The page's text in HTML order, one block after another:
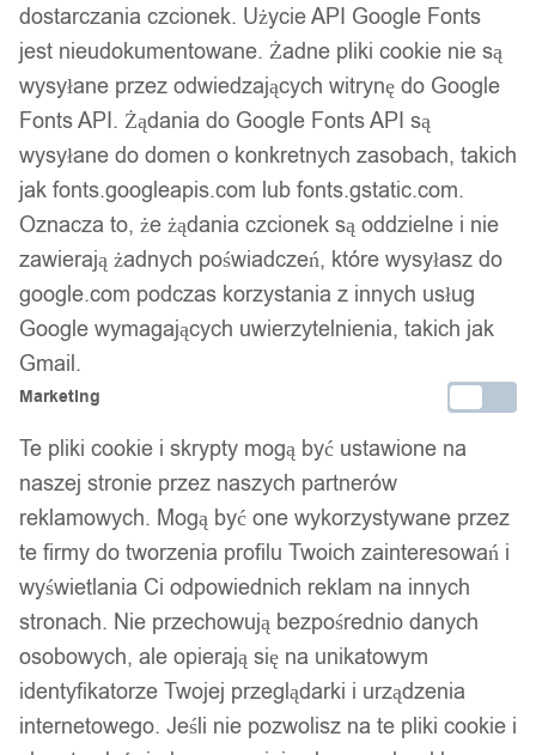
Kabel usb - microusb 0,25 m 1a czarny woreczek
10,00zł
Opis produktu
Kupujesz 1 rolkę o rozmiarze etykiet termicznych
38x25+40mm - aż 1000 sztuknaklejek do drukarek Niimbot
K3 oraz K3W.
Etykiety do oznaczania kabli np. w serwerowniach,
dostarczania czcionek. Użycie API Google Fonts
jest nieudokumentowane. Żadne pliki cookie nie są
wysyłane przez odwiedzających witrynę do Google
Fonts API. Żądania do Google Fonts API są
wysyłane do domen o konkretnych zasobach, takich
jak fonts.googleapis.com lub fonts.gstatic.com.
Oznacza to, że żądania czcionek są oddzielne i nie
zawierają żadnych poświadczeń, które wysyłasz do
google.com podczas korzystania z innych usług
Google wymagających uwierzytelnienia, takich jak
Gmail.
Marketing
Te pliki cookie i skrypty mogą być ustawione na
naszej stronie przez naszych partnerów
reklamowych. Mogą być one wykorzystywane przez
te firmy do tworzenia profilu Twoich zainteresowań i
wyświetlania Ci odpowiednich reklam na innych
stronach. Nie przechowują bezpośrednio danych
osobowych, ale opierają się na unikatowym
identyfikatorze Twojej przeglądarki i urządzenia
internetowego. Jeśli nie pozwolisz na te pliki cookie i